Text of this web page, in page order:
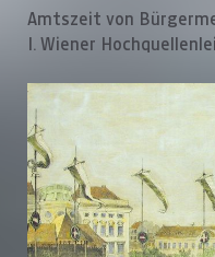
Amtszeit von
I. Wiener